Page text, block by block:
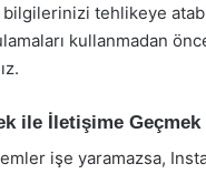
bilgilerinizi tehlikeye
kullanmadan
ile İletişime Geçmek
işe yaramazsa,